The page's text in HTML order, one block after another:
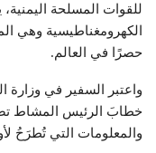
للقوات المسلحة
الكهرومغناطيسية وهي
حصرًا في العالم.
واعتبر السفير في وزارة
خطابَ الرئيس المشاط
والمعلومات التي تُطرَحُ